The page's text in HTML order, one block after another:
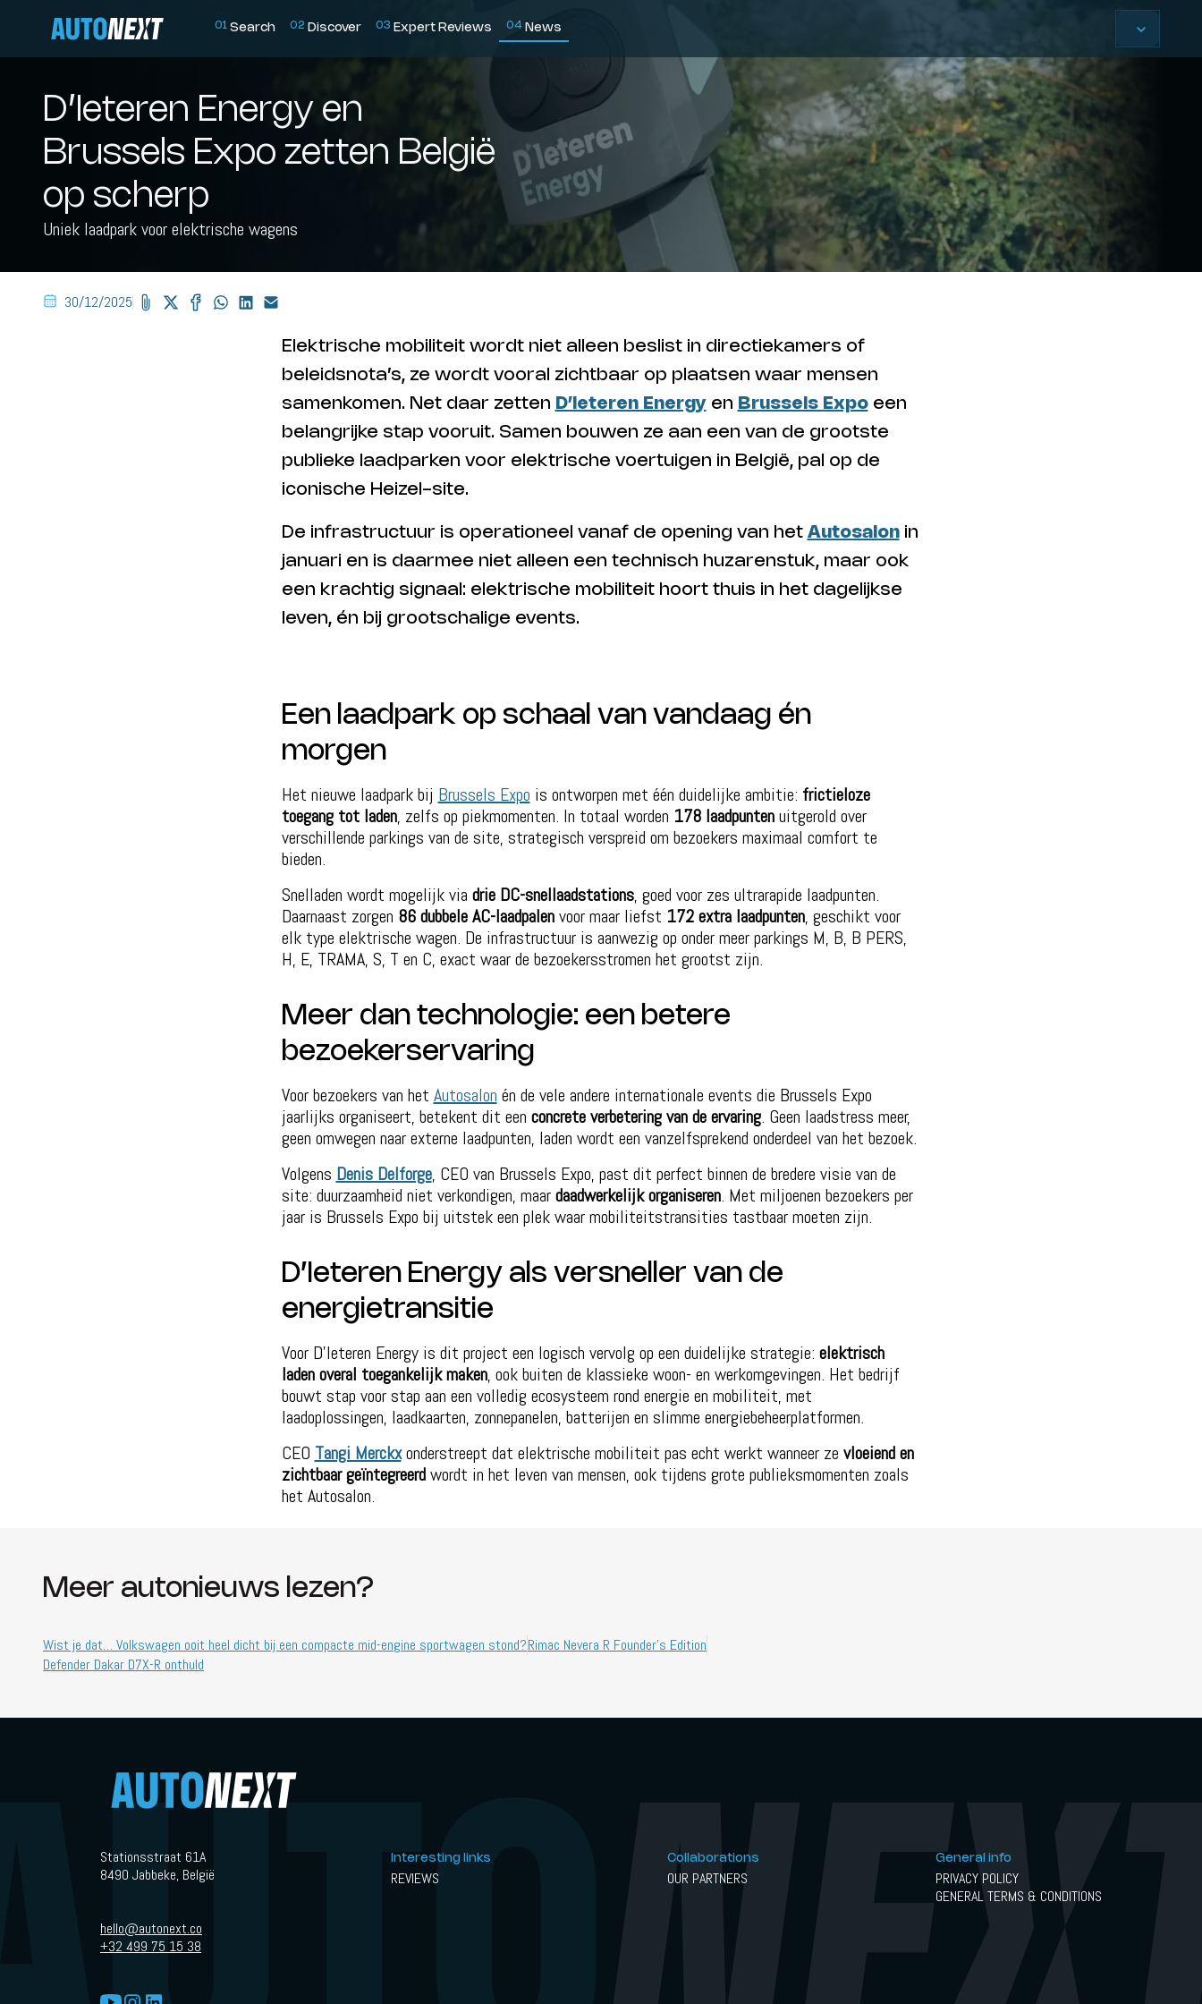
01 Search 02 Discover 03 Expert Reviews 04 News
D’Ieteren Energy en
Brussels Expo zetten België
op scherp
Uniek laadpark voor elektrische wagens
30/12/2025
Elektrische mobiliteit wordt niet alleen beslist in directiekamers of
beleidsnota’s, ze wordt vooral zichtbaar op plaatsen waar mensen
samenkomen. Net daar zetten D’Ieteren Energyen Brussels Expoeen
belangrijke stap vooruit. Samen bouwen ze aan een van de grootste
publieke laadparken voor elektrische voertuigen in België, pal op de
iconische Heizel-site.
De infrastructuur is operationeel vanaf de opening van het Autosalonin
januari en is daarmee niet alleen een technisch huzarenstuk, maar ook
een krachtig signaal: elektrische mobiliteit hoort thuis in het dagelijkse
leven, én bij grootschalige events.
Een laadpark op schaal van vandaag én
morgen
Het nieuwe laadpark bij Brussels Expo is ontworpen met één duidelijke ambitie: frictieloze
toegang tot laden, zelfs op piekmomenten. In totaal worden 178 laadpuntenuitgerold over
verschillende parkings van de site, strategisch verspreid om bezoekers maximaal comfort te
bieden.
Snelladen wordt mogelijk via drie DC-snellaadstations, goed voor zes ultrarapide laadpunten.
Daarnaast zorgen 86 dubbele AC-laadpalenvoor maar liefst 172 extra laadpunten, geschikt voor
elk type elektrische wagen. De infrastructuur is aanwezig op onder meer parkings M, B, B PERS,
H, E, TRAMA, S, T en C, exact waar de bezoekersstromen het grootst zijn.
Meer dan technologie: een betere
bezoekerservaring
Voor bezoekers van het Autosalon én de vele andere internationale events die Brussels Expo
jaarlijks organiseert, betekent dit een concrete verbetering van de ervaring. Geen laadstress meer,
geen omwegen naar externe laadpunten, laden wordt een vanzelfsprekend onderdeel van het bezoek.
Volgens Denis Delforge, CEO van Brussels Expo, past dit perfect binnen de bredere visie van de
site: duurzaamheid niet verkondigen, maardaadwerkelijk organiseren. Met miljoenen bezoekers per
jaar is Brussels Expo bij uitstek een plek waar mobiliteitstransities tastbaar moeten zijn.
D’Ieteren Energy als versneller van de
energietransitie
Voor D’Ieteren Energy is dit project een logisch vervolg op een duidelijke strategie: elektrisch
laden overal toegankelijk maken, ook buiten de klassieke woon- en werkomgevingen. Het bedrijf
bouwt stap voor stap aan een volledig ecosysteem rond energie en mobiliteit, met
laadoplossingen, laadkaarten, zonnepanelen, batterijen en slimme energiebeheerplatformen.
CEO Tangi Merckxonderstreept dat elektrische mobiliteit pas echt werkt wanneer ze vloeiend en
zichtbaar geïntegreerdwordt in het leven van mensen, ook tijdens grote publieksmomenten zoals
het Autosalon.
Meer autonieuws lezen?
Wist je dat… Volkswagen ooit heel dicht bij een compacte mid-engine sportwagen stond?Rimac Nevera R Founder’s Edition
Defender Dakar D7X-R onthuld
Stationsstraat 61A
8490 Jabbeke, België
hello@autonext.co
+32 499 75 15 38
Interesting links
REVIEWS
Collaborations
OUR PARTNERS
General info
PRIVACY POLICY
GENERAL TERMS & CONDITIONS